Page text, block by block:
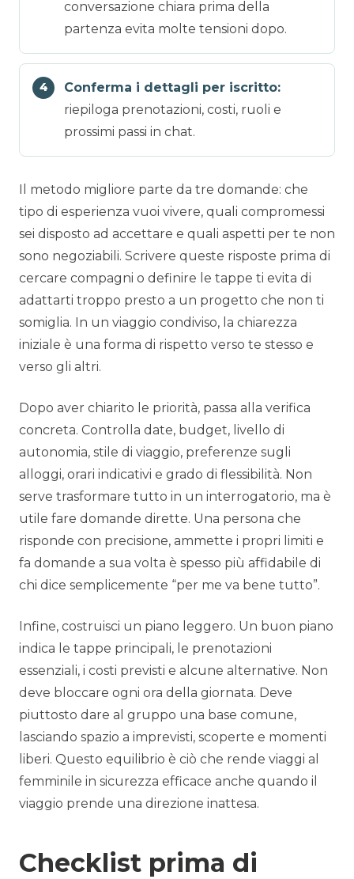
conversazione chiara prima della
partenza evita molte tensioni dopo.
Conferma i dettagli per iscritto:
riepiloga prenotazioni, costi, ruoli e
prossimi passi in chat.
Il metodo migliore parte da tre domande: che
tipo di esperienza vuoi vivere, quali compromessi
sei disposto ad accettare e quali aspetti per te non
sono negoziabili. Scrivere queste risposte prima di
cercare compagni o definire le tappe ti evita di
adattarti troppo presto a un progetto che non ti
somiglia. In un viaggio condiviso, la chiarezza
iniziale è una forma di rispetto verso te stesso e
verso gli altri.
Dopo aver chiarito le priorità, passa alla verifica
concreta. Controlla date, budget, livello di
autonomia, stile di viaggio, preferenze sugli
alloggi, orari indicativi e grado di flessibilità. Non
serve trasformare tutto in un interrogatorio, ma è
utile fare domande dirette. Una persona che
risponde con precisione, ammette i propri limiti e
fa domande a sua volta è spesso più affidabile di
chi dice semplicemente “per me va bene tutto”.
Infine, costruisci un piano leggero. Un buon piano
indica le tappe principali, le prenotazioni
essenziali, i costi previsti e alcune alternative. Non
deve bloccare ogni ora della giornata. Deve
piuttosto dare al gruppo una base comune,
lasciando spazio a imprevisti, scoperte e momenti
liberi. Questo equilibrio è ciò che rende viaggi al
femminile in sicurezza efficace anche quando il
viaggio prende una direzione inattesa.
Checklist prima di